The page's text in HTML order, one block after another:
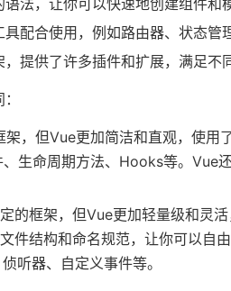
法，让你可以快速地创建组件和
配合使用，例如路由器、状态管
提供了许多插件和扩展，满足不
，但Vue更加简洁和直观，使用
生命周期方法、Hooks等。Vue
的框架，但Vue更加轻量级和灵
件结构和命名规范，让你可以自
听器、自定义事件等。